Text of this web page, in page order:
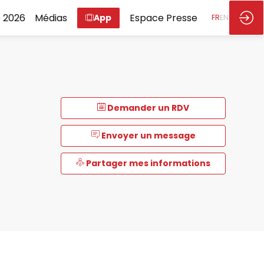
Médias App Espace Presse FREN
Demander un RDV
Envoyer un message
Partager mes informations